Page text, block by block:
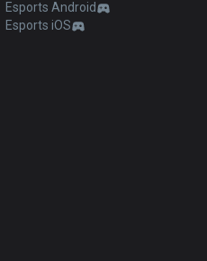
Esports Android
Esports iOS